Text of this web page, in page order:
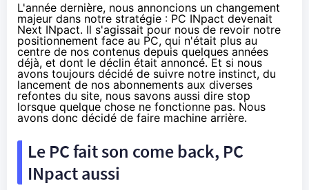
L'année dernière, nous annoncions un changement
majeur dans notre stratégie : PC INpact devenait
Next INpact. Il s'agissait pour nous de revoir notre
positionnement face au PC, qui n'était plus au
centre de nos contenus depuis quelques années
déjà, et dont le déclin était annoncé. Et si nous
avons toujours décidé de suivre notre instinct, du
lancement de nos abonnements aux diverses
refontes du site, nous savons aussi dire stop
lorsque quelque chose ne fonctionne pas. Nous
avons donc décidé de faire machine arrière.
Le PC fait son come back, PC
INpact aussi